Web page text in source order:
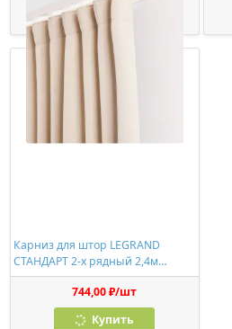
Купить
Карниз для штор LEGRAND
СТАНДАРТ 2-х рядный 2,4м
(цельный)
744,00 ₽/шт
Купить